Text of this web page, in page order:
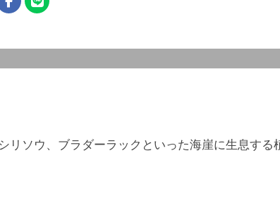
ソウ、ブラダーラックといった海崖に生息する